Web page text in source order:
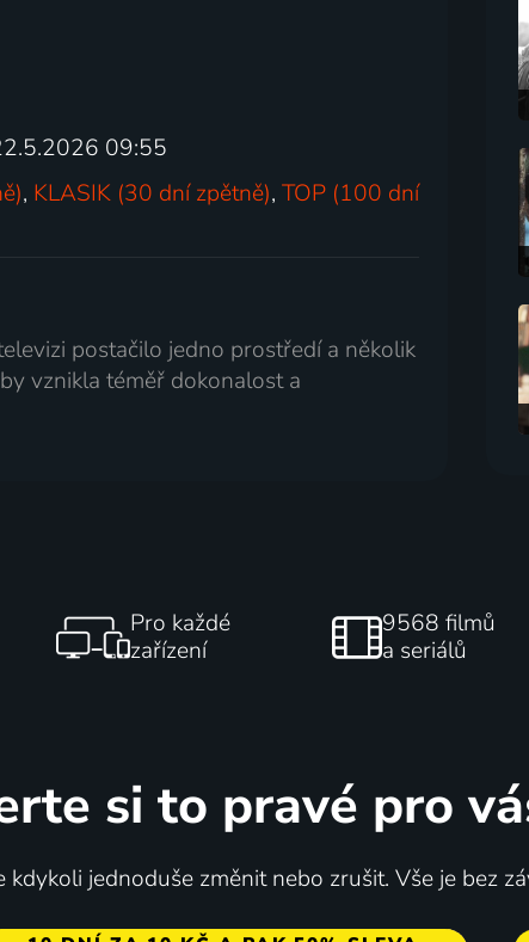
09:55
, KLASIK (30 dní zpětně),TOP (100 dní
postačilo jedno prostředí a několik
vznikla téměř dokonalost a
Pro každé
zařízení
9568 filmů
a seriálů
si to pravé pro
kdykoli jednoduše změnit nebo zrušit. Vše je bez